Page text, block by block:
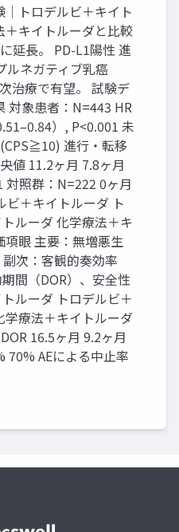
│トロデルビ＋キイト
＋キイトルーダと比較
延長。 PD-L1陽性 進
ルネガティブ乳癌
治療で有望。 試験デ
対象患者：N=443 HR
）, P<0.001 未
進行・転移
値 11.2ヶ月 7.8ヶ月
対照群：N=222 0ヶ月
ビ＋キイトルーダ ト
ルーダ 化学療法＋キ
項眼 主要：無増悪生
次：客観的奏効率
期間（DOR）、安全性
ルーダ トロデルビ＋
学療法＋キイトルーダ
16.5ヶ月 9.2ヶ月
70% AEによる中止率